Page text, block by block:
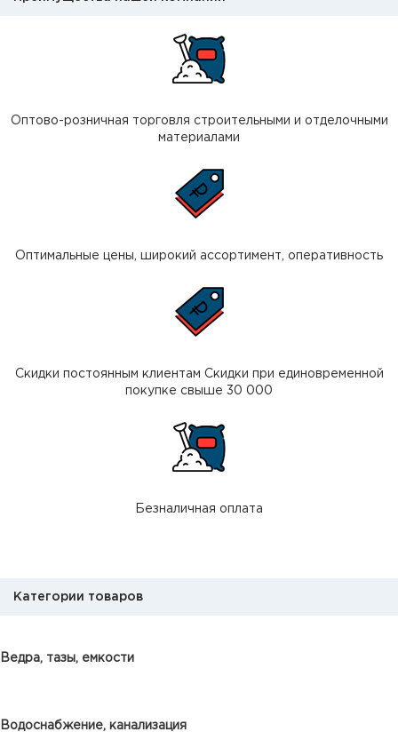
Оптово-розничная торговля строительными и отделочными
материалами
Оптимальные цены, широкий ассортимент, оперативность
Скидки постоянным клиентам Скидки при единовременной
покупке свыше 30 000
Безналичная оплата
Категории товаров
Ведра, тазы, емкости
Водоснабжение, канализация